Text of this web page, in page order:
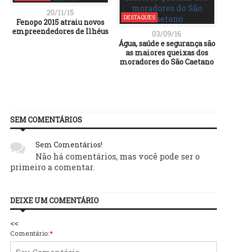
20/11/15
Fenopo 2015 atraiu novos
empreendedores de Ilhéus
DESTAQUES
03/09/16
Água, saúde e segurança são
as maiores queixas dos
moradores do São Caetano
SEM COMENTÁRIOS
Sem Comentários!
Não há comentários, mas você pode ser o
primeiro a comentar.
DEIXE UM COMENTÁRIO
<<
Comentário:*